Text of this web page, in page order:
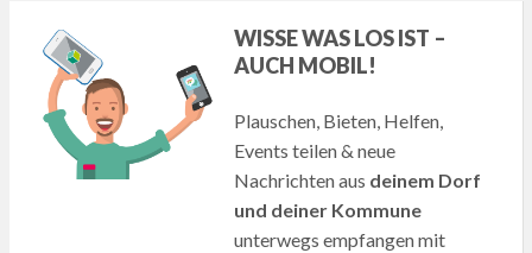
WISSE WAS LOS IST –
AUCH MOBIL!
Plauschen, Bieten, Helfen,
Events teilen & neue
Nachrichten aus deinem Dorf
und deiner Kommune
unterwegs empfangen mit